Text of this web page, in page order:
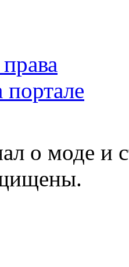
портале
о моде и